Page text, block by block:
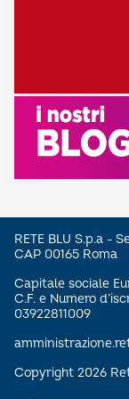
RETE BLU S.p.a -
CAP 00165 Roma
Capitale sociale
C.F. e Numero
03922811009
Copyright 2026